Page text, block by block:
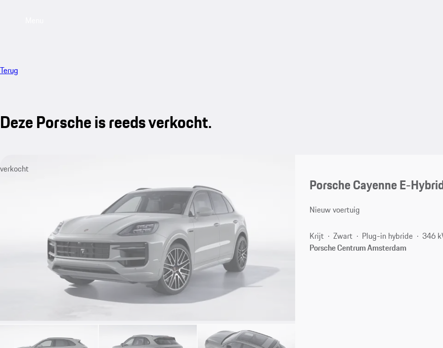
Terug
Deze Porsche is reeds verkocht.
verkocht
Porsche Cayenne E-
Nieuw voertuig
Krijt Zwart Plug-in hybride
346
Porsche Centrum Amsterdam